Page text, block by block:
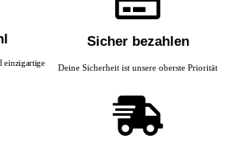
einzigartige
Sicher bezahlen
Deine Sicherheit ist unsere oberste Priorität